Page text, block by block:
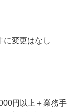
に変更はなし